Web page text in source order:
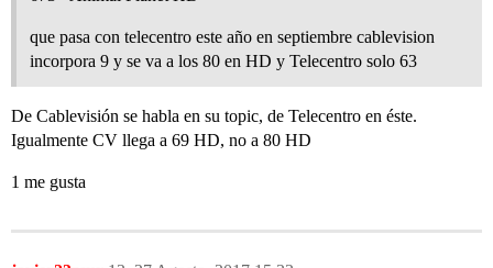
que pasa con telecentro este año en septiembre cablevision
incorpora 9 y se va a los 80 en HD y Telecentro solo 63
De Cablevisión se habla en su topic, de Telecentro en éste.
Igualmente CV llega a 69 HD, no a 80 HD
1 me gusta